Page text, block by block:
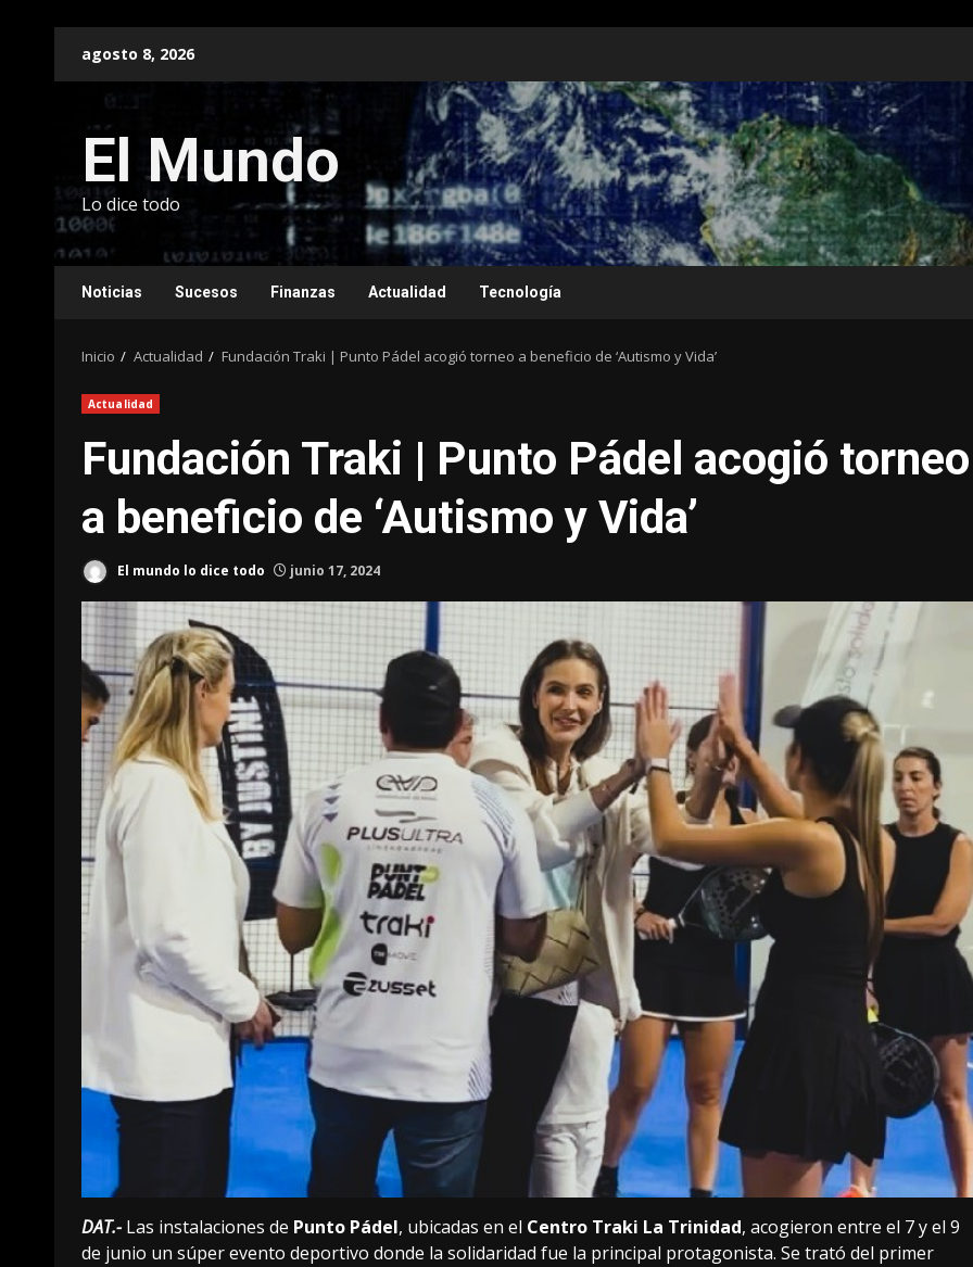
agosto 8, 2026
El Mundo
Lo dice todo
Noticias Sucesos Finanzas Actualidad Tecnología
Inicio Actualidad Fundación Traki | Punto Pádel acogió torneo a beneficio de ‘Autismo y Vida’
Actualidad
Fundación Traki | Punto Pádel acogió torneo
a beneficio de ‘Autismo y Vida’
El mundo lo dice todo junio 17, 2024
DAT.- Las instalaciones de Punto Pádel, ubicadas en el Centro Traki La Trinidad, acogieron entre el 7 y el 9
de junio un súper evento deportivo donde la solidaridad fue la principal protagonista. Se trató del primer